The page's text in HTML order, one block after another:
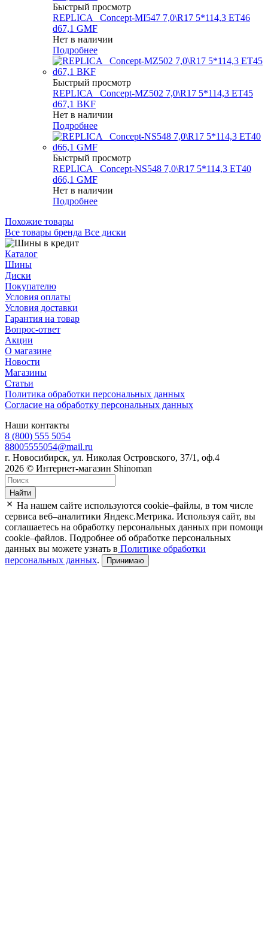
Быстрый просмотр
REPLICA _Concept-MI547 7,0\R17 5*114,3 ET46
d67,1 GMF
Нет в наличии
Подробнее
Быстрый просмотр
REPLICA _Concept-MZ502 7,0\R17 5*114,3 ET45
d67,1 BKF
Нет в наличии
Подробнее
Быстрый просмотр
REPLICA _Concept-NS548 7,0\R17 5*114,3 ET40
d66,1 GMF
Нет в наличии
Подробнее
Похожие товары
Все товары бренда Все диски
Каталог
Шины
Диски
Покупателю
Условия оплаты
Условия доставки
Гарантия на товар
Вопрос-ответ
Акции
О магазине
Новости
Магазины
Статьи
Политика обработки персональных данных
Согласие на обработку персональных данных
Наши контакты
8 (800) 555 5054
88005555054@mail.ru
г. Новосибирск, ул. Николая Островского, 37/1, оф.4
2026 © Интернет-магазин Shinoman
Найти
На нашем сайте используются cookie–файлы, в том числе
сервиса веб–аналитики Яндекс.Метрика. Используя сайт, вы
соглашаетесь на обработку персональных данных при помощи
cookie–файлов. Подробнее об обработке персональных
данных вы можете узнать в Политике обработки
персональных данных. Принимаю